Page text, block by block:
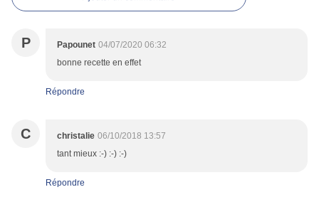
P Papounet 04/07/2020 06:32
bonne recette en effet
Répondre
C christalie 06/10/2018 13:57
tant mieux :-) :-) :-)
Répondre